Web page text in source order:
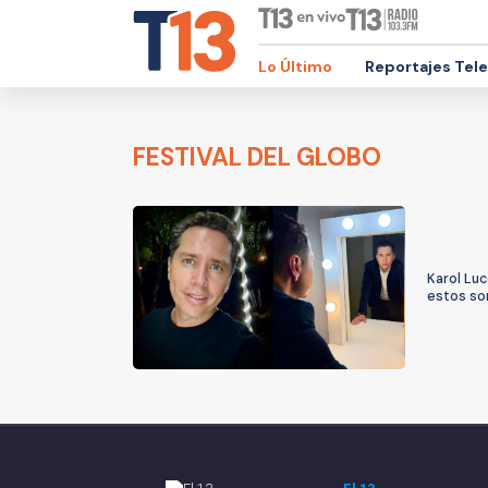
Lo Último Reportajes
FESTIVAL DEL GLOBO
Karol
estos